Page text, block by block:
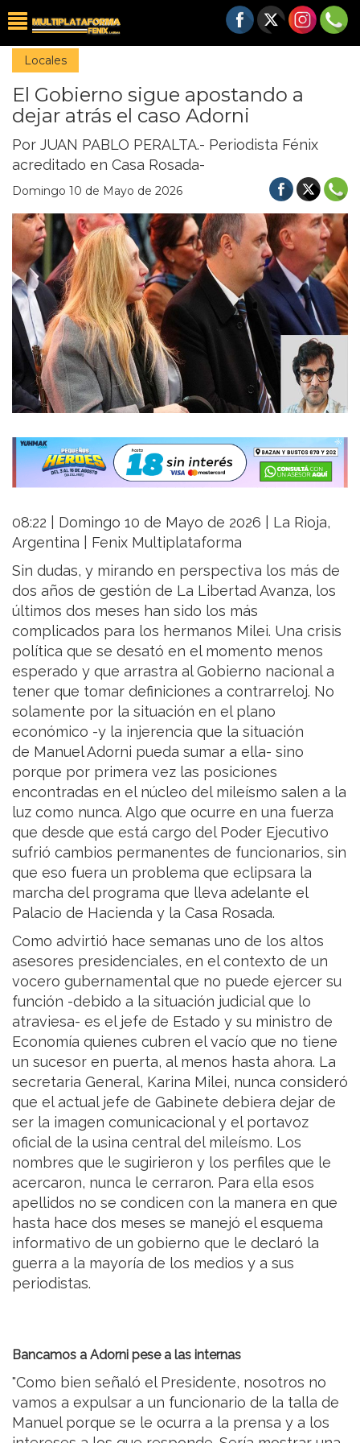
Locales
El Gobierno sigue apostando a
dejar atrás el caso Adorni
Por JUAN PABLO PERALTA.- Periodista Fénix
acreditado en Casa Rosada-
Domingo 10 de Mayo de 2026
08:22 | Domingo 10 de Mayo de 2026 | La Rioja,
Argentina | Fenix Multiplataforma
Sin dudas, y mirando en perspectiva los más de
dos años de gestión de La Libertad Avanza, los
últimos dos meses han sido los más
complicados para los hermanos Milei. Una crisis
política que se desató en el momento menos
esperado y que arrastra al Gobierno nacional a
tener que tomar definiciones a contrarreloj. No
solamente por la situación en el plano
económico -y la injerencia que la situación
de Manuel Adorni pueda sumar a ella- sino
porque por primera vez las posiciones
encontradas en el núcleo del mileísmo salen a la
luz como nunca. Algo que ocurre en una fuerza
que desde que está cargo del Poder Ejecutivo
sufrió cambios permanentes de funcionarios, sin
que eso fuera un problema que eclipsara la
marcha del programa que lleva adelante el
Palacio de Hacienda y la Casa Rosada.
Como advirtió hace semanas uno de los altos
asesores presidenciales, en el contexto de un
vocero gubernamental que no puede ejercer su
función -debido a la situación judicial que lo
atraviesa- es el jefe de Estado y su ministro de
Economía quienes cubren el vacío que no tiene
un sucesor en puerta, al menos hasta ahora. La
secretaria General, Karina Milei, nunca consideró
que el actual jefe de Gabinete debiera dejar de
ser la imagen comunicacional y el portavoz
oficial de la usina central del mileísmo. Los
nombres que le sugirieron y los perfiles que le
acercaron, nunca le cerraron. Para ella esos
apellidos no se condicen con la manera en que
hasta hace dos meses se manejó el esquema
informativo de un gobierno que le declaró la
guerra a la mayoría de los medios y a sus
periodistas.
Bancamos a Adorni pese a las internas
"Como bien señaló el Presidente, nosotros no
vamos a expulsar a un funcionario de la talla de
Manuel porque se le ocurra a la prensa y a los